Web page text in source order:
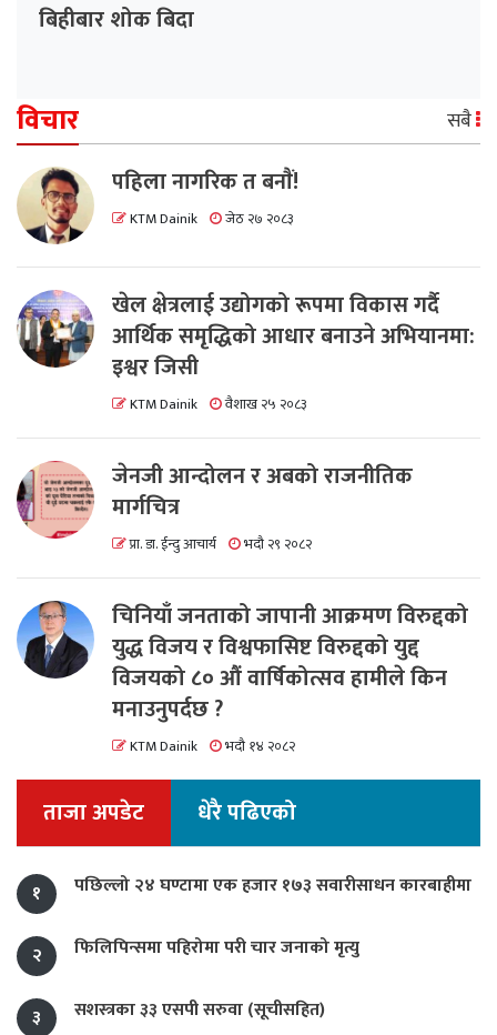
बिहीबार शोक बिदा
विचार सबै
पहिला नागरिक त बनाैं!
KTM Dainik जेठ २७ २०८३
खेल क्षेत्रलाई उद्योगको रूपमा विकास गर्दै
आर्थिक समृद्धिको आधार बनाउने अभियानमा:
इश्वर जिसी
KTM Dainik वैशाख २५ २०८३
जेनजी आन्दोलन र अबको राजनीतिक
मार्गचित्र
प्रा. डा. ईन्दु आचार्य भदौ २९ २०८२
चिनियाँ जनताको जापानी आक्रमण विरुद्दको
युद्ध विजय र विश्वफासिष्ट विरुद्दको युद्द
विजयको ८० औं वार्षिकोत्सव हामीले किन
मनाउनुपर्दछ ?
KTM Dainik भदौ १४ २०८२
ताजा अपडेट धेरै पढिएको
१ पछिल्लो २४ घण्टामा एक हजार १७३ सवारीसाधन कारबाहीमा
२ फिलिपिन्समा पहिरोमा परी चार जनाको मृत्यु
३ सशस्त्रका ३३ एसपी सरुवा (सूचीसहित)